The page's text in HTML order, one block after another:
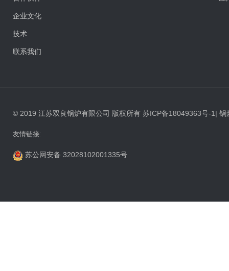
企业文化
技术
联系我们
© 2019 江苏双良锅炉有限公司 版权所有 苏ICP备18049363号-1| 锅
友情链接:
苏公网安备 32028102001335号